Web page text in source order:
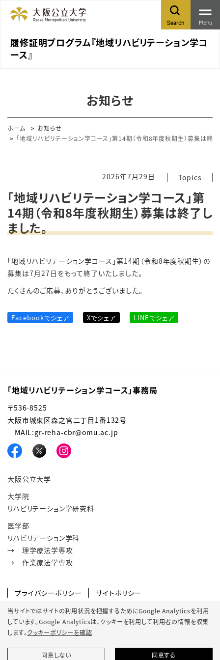
履修証明プログラム『地域リハビリテーション学コ
ース』
Search Menu
お知らせ
ホーム
お知らせ
「地域リハビリテーション学コース」第14期（令和8年度秋期生）募集は終了
2026年7月29日 Topics
「地域リハビリテーション学コース」第
14期（令和8年度秋期生）募集は終了し
ました。
「地域リハビリテーション学コース」第14期（令和8年度秋期生）の
募集は7月27日をもって終了いたしました。
たくさんのご応募、ありがとうございました。
Facebookでシェア Xでシェア LINEでシェア
当サイトではサイトの利用状況を把握するためにGoogle Analyticsを利用
しています。Google Analyticsは、 クッキーを利用して利用者の情報を収集
します。クッキーポリシーを確認
同意しない 同意する
「地域リハビリテーション学コース」事務局
〒536-8525
大阪市城東区森之宮二丁目1番132号
MAIL:gr-reha-cbr@omu.ac.jp
大阪公立大学
大学院
リハビリテーション学研究科
医学部
リハビリテーション学科
→ 理学療法学専攻
→ 作業療法学専攻
プライバシーポリシー
サイトポリシー
SNSポリシー
クッキーポリシー
サイトマップ
analytics
© 2022 Osaka Metropolitan University.